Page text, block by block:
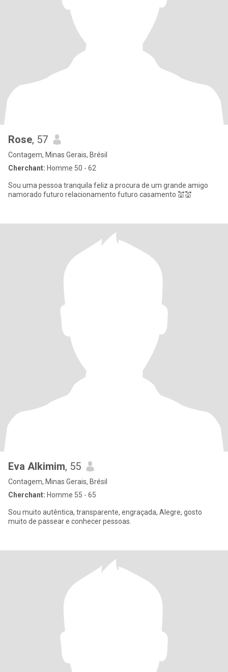
Rose, 57
Contagem, Minas Gerais, Brésil
Cherchant: Homme 50 - 62
Sou uma pessoa tranquila feliz a procura de um grande amigo
namorado futuro relacionamento futuro casamento 💒💒
Eva Alkimim, 55
Contagem, Minas Gerais, Brésil
Cherchant: Homme 55 - 65
Sou muito autêntica, transparente, engraçada, Alegre, gosto
muito de passear e conhecer pessoas.